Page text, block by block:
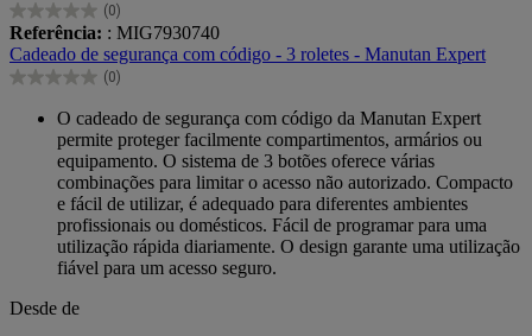
(0)
0.0
em
5
estrelas.
Referência: : MIG7930740
Cadeado de segurança com código - 3 roletes - Manutan Expert
(0)
0.0
estrelas.
O cadeado de segurança com código da Manutan Expert
permite proteger facilmente compartimentos, armários ou
equipamento. O sistema de 3 botões oferece várias
combinações para limitar o acesso não autorizado. Compacto
e fácil de utilizar, é adequado para diferentes ambientes
profissionais ou domésticos. Fácil de programar para uma
utilização rápida diariamente. O design garante uma utilização
fiável para um acesso seguro.
Desde de